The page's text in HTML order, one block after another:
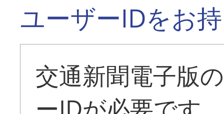
ユーザーIDをお
交通新聞電子版